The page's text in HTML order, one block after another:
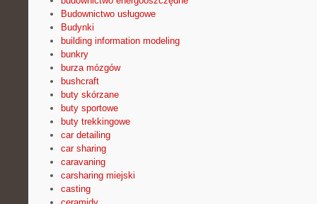
Budownictwo usługowe
Budynki
building information modeling
bunkry
burza mózgów
bushcraft
buty skórzane
buty sportowe
buty trekkingowe
car detailing
car sharing
caravaning
carsharing miejski
casting